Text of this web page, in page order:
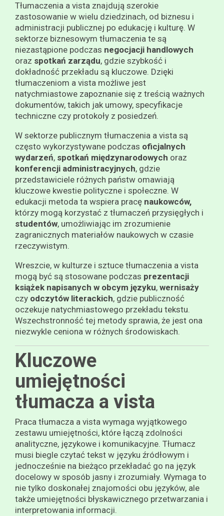
Tłumaczenia a vista znajdują szerokie
zastosowanie w wielu dziedzinach, od biznesu i
administracji publicznej po edukację i kulturę. W
sektorze biznesowym tłumaczenia te są
niezastąpione podczas negocjacji handlowych
oraz spotkań zarządu, gdzie szybkość i
dokładność przekładu są kluczowe. Dzięki
tłumaczeniom a vista możliwe jest
natychmiastowe zapoznanie się z treścią ważnych
dokumentów, takich jak umowy, specyfikacje
techniczne czy protokoły z posiedzeń.
W sektorze publicznym tłumaczenia a vista są
często wykorzystywane podczas oficjalnych
wydarzeń, spotkań międzynarodowych oraz
konferencji administracyjnych, gdzie
przedstawiciele różnych państw omawiają
kluczowe kwestie polityczne i społeczne. W
edukacji metoda ta wspiera pracę naukowców,
którzy mogą korzystać z tłumaczeń przysięgłych i
studentów, umożliwiając im zrozumienie
zagranicznych materiałów naukowych w czasie
rzeczywistym.
Wreszcie, w kulturze i sztuce tłumaczenia a vista
mogą być są stosowane podczas prezentacji
książek napisanych w obcym języku, wernisaży
czy odczytów literackich, gdzie publiczność
oczekuje natychmiastowego przekładu tekstu.
Wszechstronność tej metody sprawia, że jest ona
niezwykle ceniona w różnych środowiskach.
Kluczowe
umiejętności
tłumacza a vista
Praca tłumacza a vista wymaga wyjątkowego
zestawu umiejętności, które łączą zdolności
analityczne, językowe i komunikacyjne. Tłumacz
musi biegle czytać tekst w języku źródłowym i
jednocześnie na bieżąco przekładać go na język
docelowy w sposób jasny i zrozumiały. Wymaga to
nie tylko doskonałej znajomości obu języków, ale
także umiejętności błyskawicznego przetwarzania i
interpretowania informacji.